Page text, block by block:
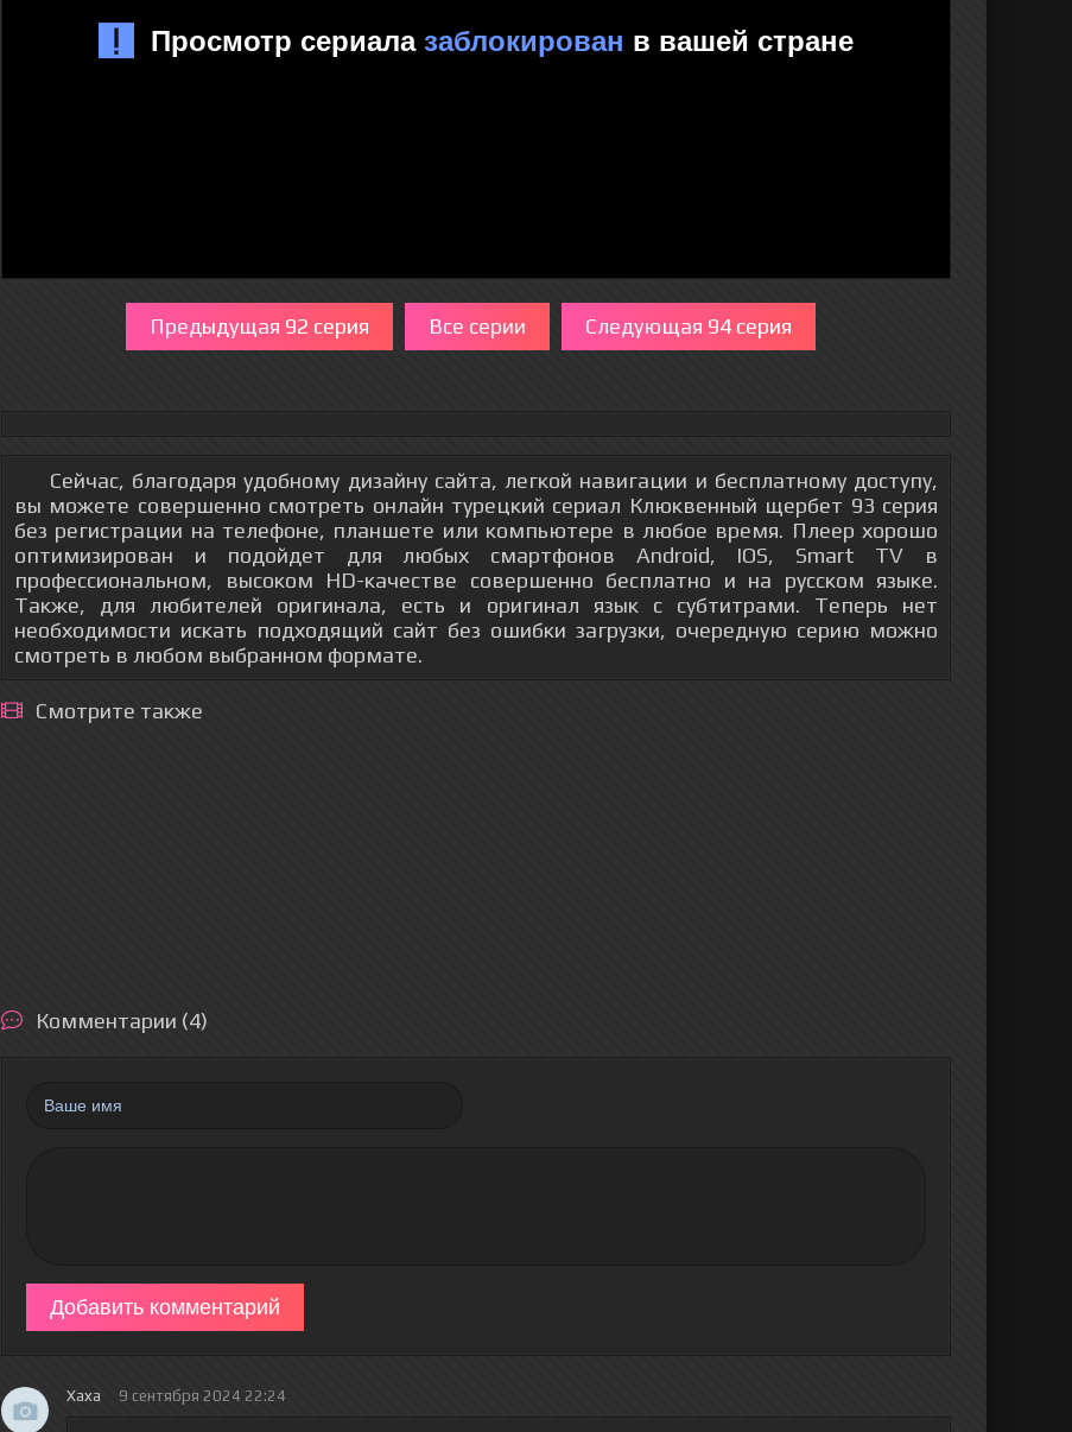
Предыдущая 92 серия Все серии Следующая 94 серия
Сейчас, благодаря удобному дизайну сайта, легкой навигации и бесплатному доступу,
вы можете совершенно смотреть онлайн турецкий сериал Клюквенный щербет 93 серия
без регистрации на телефоне, планшете или компьютере в любое время. Плеер хорошо
оптимизирован и подойдет для любых смартфонов Android, IOS, Smart TV в
профессиональном, высоком HD-качестве совершенно бесплатно и на русском языке.
Также, для любителей оригинала, есть и оригинал язык с субтитрами. Теперь нет
необходимости искать подходящий сайт без ошибки загрузки, очередную серию можно
смотреть в любом выбранном формате.
Смотрите также
Комментарии (4)
Добавить комментарий
Хаха 9 сентября 2024 22:24